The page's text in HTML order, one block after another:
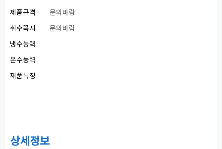
제품규격
문의바람
취수꼭지
문의바람
냉수능력
온수능력
제품특징
상세정보